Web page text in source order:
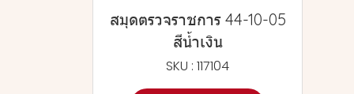
สมุดตรวจราชการ 44-10-05
สีน้ำเงิน
SKU : 117104